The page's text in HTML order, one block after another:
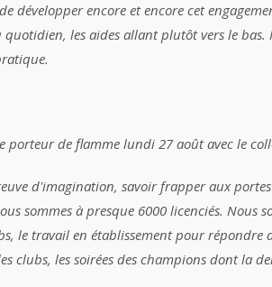
développer encore et encore cet
les aides allant plutôt vers le
porteur de flamme lundi 27 août avec le
d'imagination, savoir frapper aux
sommes à presque 6000 licenciés. Nous
le travail en établissement pour répondre
clubs, les soirées des champions dont la